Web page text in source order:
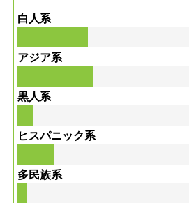
白人系
アジア系
黒人系
ヒスパニック系
多民族系